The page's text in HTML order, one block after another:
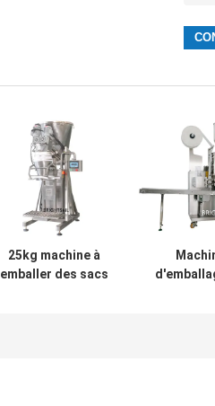
25kg machine à
emballer des sacs